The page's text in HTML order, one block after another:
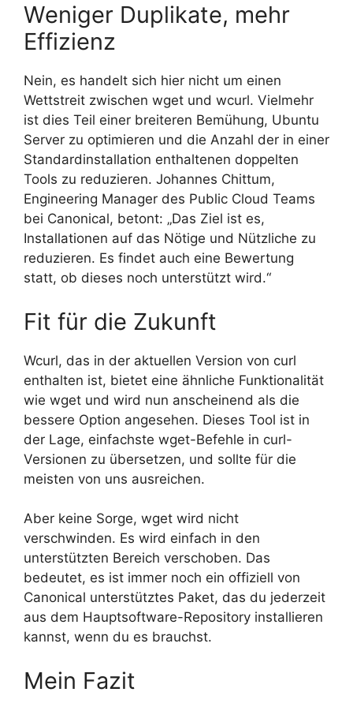
Weniger Duplikate, mehr
Effizienz
Nein, es handelt sich hier nicht um einen
Wettstreit zwischen wget und wcurl. Vielmehr
ist dies Teil einer breiteren Bemühung, Ubuntu
Server zu optimieren und die Anzahl der in einer
Standardinstallation enthaltenen doppelten
Tools zu reduzieren. Johannes Chittum,
Engineering Manager des Public Cloud Teams
bei Canonical, betont: „Das Ziel ist es,
Installationen auf das Nötige und Nützliche zu
reduzieren. Es findet auch eine Bewertung
statt, ob dieses noch unterstützt wird.“
Fit für die Zukunft
Wcurl, das in der aktuellen Version von curl
enthalten ist, bietet eine ähnliche Funktionalität
wie wget und wird nun anscheinend als die
bessere Option angesehen. Dieses Tool ist in
der Lage, einfachste wget-Befehle in curl-
Versionen zu übersetzen, und sollte für die
meisten von uns ausreichen.
Aber keine Sorge, wget wird nicht
verschwinden. Es wird einfach in den
unterstützten Bereich verschoben. Das
bedeutet, es ist immer noch ein offiziell von
Canonical unterstütztes Paket, das du jederzeit
aus dem Hauptsoftware-Repository installieren
kannst, wenn du es brauchst.
Mein Fazit